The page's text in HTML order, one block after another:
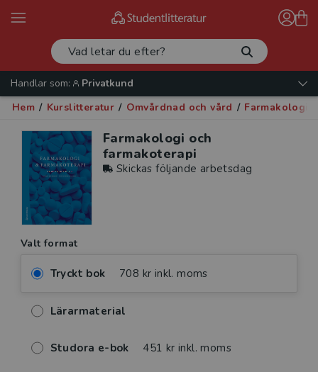
Handlar som:
Privatkund
Hem / Kurslitteratur / Omvårdnad och vård / Farmakologi
Farmakologi och
farmakoterapi
Skickas följande arbetsdag
Valt format
Tryckt bok 708 kr inkl. moms
Lärarmaterial
Studora e-bok 451 kr inkl. moms